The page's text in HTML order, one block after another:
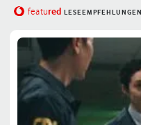
featured LESEEMPFEHLUNGEN